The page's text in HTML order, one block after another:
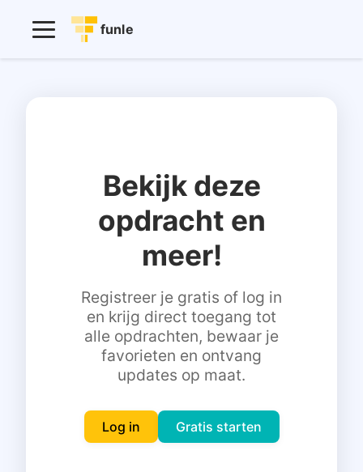
funle
Inloggen
Gratis starten
Bekijk deze
opdracht en
meer!
Registreer je gratis of log in
en krijg direct toegang tot
alle opdrachten, bewaar je
favorieten en ontvang
updates op maat.
Log in Gratis starten